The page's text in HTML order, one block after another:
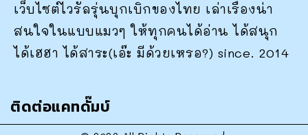
เว็บไซต์ไวรัลรุ่นบุกเบิกของไทย เล่าเรื่องน่า
สนใจในแบบแมวๆ ให้ทุกคนได้อ่าน ได้สนุก
ได้เฮฮา ได้สาระ(เอ๊ะ มีด้วยเหรอ?) since. 2014
ติดต่อแคทดั๊มบ์